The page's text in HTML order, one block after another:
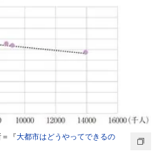
『大都市はどうやってできるの